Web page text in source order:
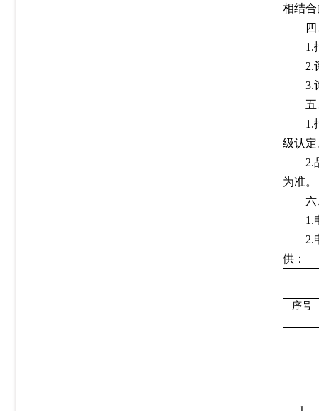
相结
1.
2.
3.
1.
级认定
2.
为准。
1.
2.
供：
序号